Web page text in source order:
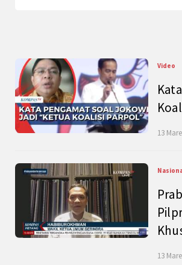
Video
13
13